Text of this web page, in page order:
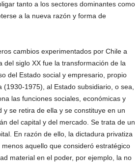
tanto a los sectores dominantes como
a la nueva razón y forma de
experimentados por Chile a
del siglo XX fue la transformación de la
del Estado social y empresario, propio
(1930-1975), al Estado subsidiario, o sea,
las funciones sociales, económicas y
y se retira de ella y se constituye en un
del capital y del mercado. Se trata de un
En razón de ello, la dictadura privatiza
aquello que consideró estratégico
material en el poder, por ejemplo, la no